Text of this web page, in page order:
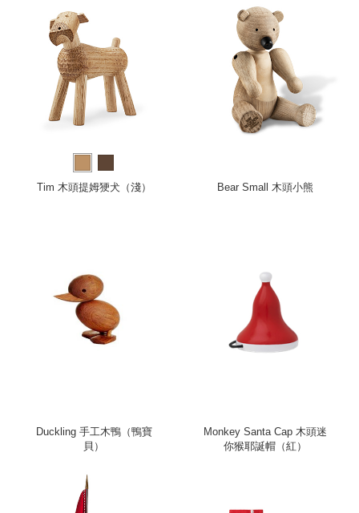
Tim 木頭提姆㹴犬（淺） Bear Small 木頭小熊
Duckling 手工木鴨（鴨寶
貝）
Monkey Santa Cap 木頭迷
你猴耶誕帽（紅）